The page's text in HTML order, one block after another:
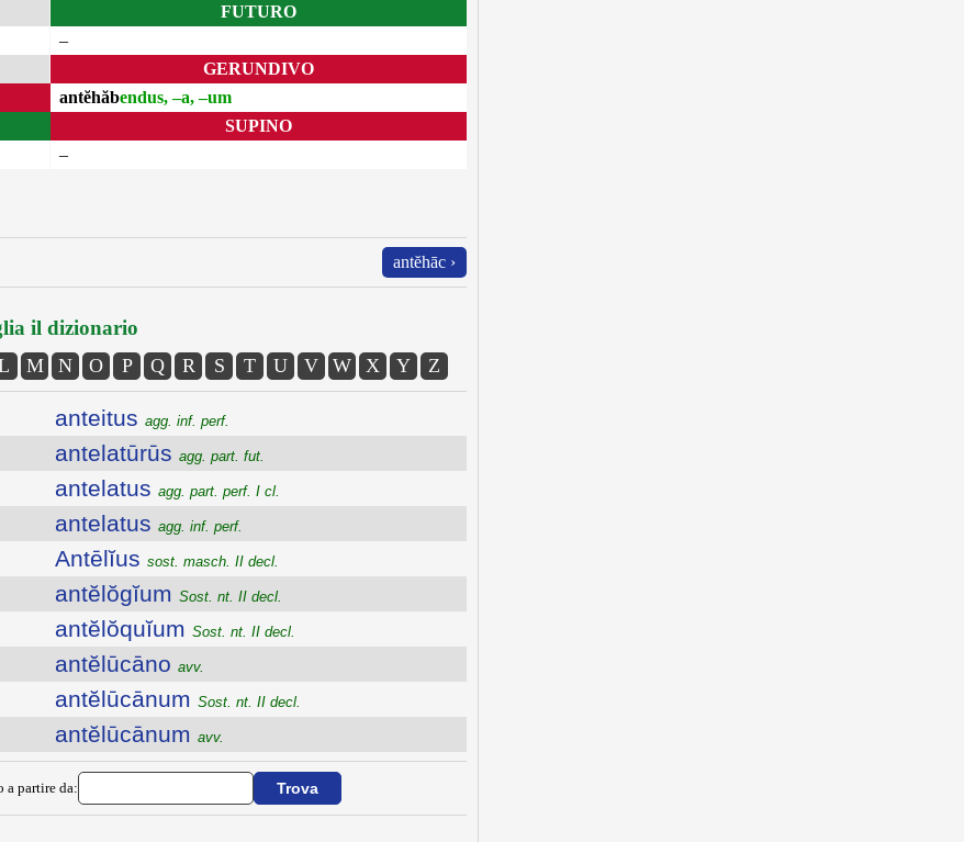
FUTURO
–
GERUNDIVO
antĕhăbendus, –a, –um
SUPINO
–
antĕhāc ›
il dizionario
M N O P Q R S T U V W X Y Z
anteitus agg. inf. perf.
antelatūrūs agg. part. fut.
antelatus agg. part. perf. I cl.
antelatus agg. inf. perf.
Antēlĭus sost. masch. II decl.
antĕlŏgĭum Sost. nt. II decl.
antĕlŏquĭum Sost. nt. II decl.
antĕlūcāno avv.
antĕlūcānum Sost. nt. II decl.
antĕlūcānum avv.
partire da: